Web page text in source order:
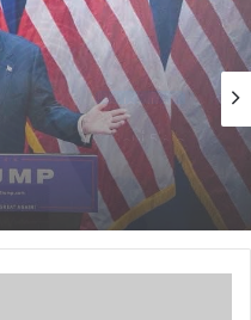
أخبار دولية
منذ 5 أيام
أخبار دولية
منذ أسبوع واحد
2026